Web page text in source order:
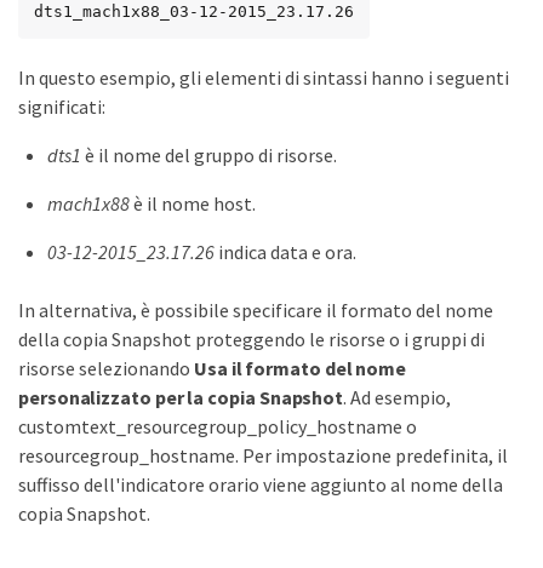
dts1_mach1x88_03-12-2015_23.17.26
In questo esempio, gli elementi di sintassi hanno i seguenti
significati:
dts1 è il nome del gruppo di risorse.
mach1x88è il nome host.
03-12-2015_23.17.26 indica data e ora.
In alternativa, è possibile specificare il formato del nome
della copia Snapshot proteggendo le risorse o i gruppi di
risorse selezionando Usa il formato del nome
personalizzato per la copia Snapshot. Ad esempio,
customtext_resourcegroup_policy_hostname o
resourcegroup_hostname. Per impostazione predefinita, il
suffisso dell'indicatore orario viene aggiunto al nome della
copia Snapshot.